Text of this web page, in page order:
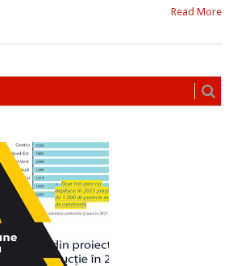
Read More